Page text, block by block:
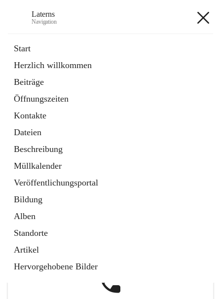
Laterns
Navigation
Start
Herzlich willkommen
Beiträge
Öffnungszeiten
Kontakte
Dateien
Beschreibung
Müllkalender
Veröffentlichungsportal
Bildung
Alben
Standorte
Artikel
Hervorgehobene Bilder
11 Schnellzugriffe
Soziales
1 Schnellzugriff